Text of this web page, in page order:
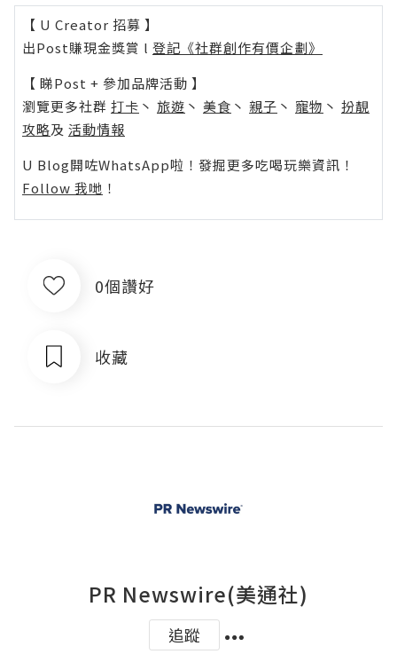
【 U Creator 招募 】
出Post賺現金獎賞 l 登記《社群創作有價企劃》
【 睇Post + 參加品牌活動 】
瀏覽更多社群 打卡 丶 旅遊 丶 美食 丶 親子 丶 寵物 丶 扮靚
攻略及 活動情報
U Blog開咗WhatsApp啦！發掘更多吃喝玩樂資訊！
Follow 我哋 ！
0個讚好
收藏
PR Newswire(美通社)
追蹤